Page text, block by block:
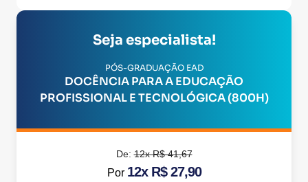
Seja especialista!
PÓS-GRADUAÇÃO EAD
DOCÊNCIA PARA A EDUCAÇÃO
PROFISSIONAL E TECNOLÓGICA (800H)
De:12x R$ 41,67
Por 12x R$ 27,90